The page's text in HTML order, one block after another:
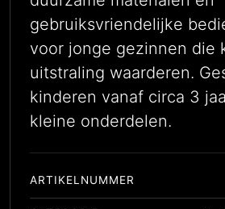
gebruiksvriendelijke
voor jonge gezinnen die
uitstraling waarderen.
kinderen vanaf circa 3
kleine onderdelen.
ARTIKELNUMMER